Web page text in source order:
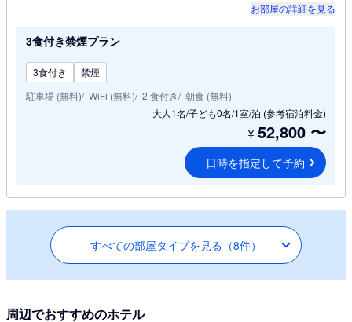
お部屋の詳細を見る
3食付き禁煙プラン
3食付き
禁煙
駐車場 (無料) WiFi (無料) 2 食付き
朝食 (無料)
大人1名/子ども0名/1室/泊 (参考宿泊料金)
¥52,800 〜
日時を指定して予約
すべての部屋タイプを見る（8件）
周辺でおすすめのホテル